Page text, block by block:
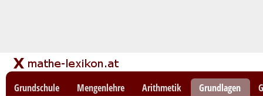
Grundschule Mengenlehre Arithmetik Grundlagen